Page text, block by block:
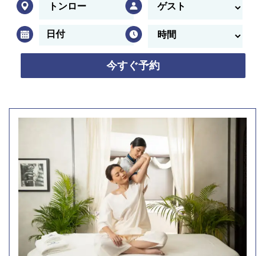
今すぐ予約